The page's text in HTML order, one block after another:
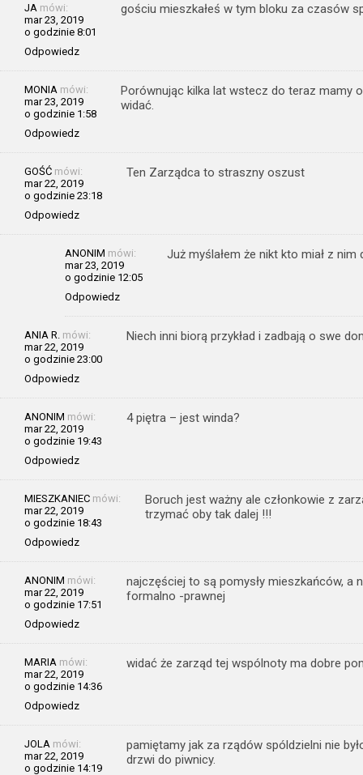
JA mówi:
mar 23, 2019
o godzinie 8:01
Odpowiedz
gościu mieszkałeś w tym bloku za czasów
MONIA mówi:
mar 23, 2019
o godzinie 1:58
Odpowiedz
Porównując kilka lat wstecz do teraz mamy
widać.
GOŚĆ mówi:
mar 22, 2019
o godzinie 23:18
Odpowiedz
Ten Zarządca to straszny oszust
ANONIM mówi:
mar 23, 2019
o godzinie 12:05
Odpowiedz
Już myślałem że nikt kto miał z
ANIA R. mówi:
mar 22, 2019
o godzinie 23:00
Odpowiedz
Niech inni biorą przykład i zadbają o swe
ANONIM mówi:
mar 22, 2019
o godzinie 19:43
Odpowiedz
4 piętra – jest winda?
MIESZKANIEC mówi:
mar 22, 2019
o godzinie 18:43
Odpowiedz
Boruch jest ważny ale członkowie z
trzymać oby tak dalej !!!
ANONIM mówi:
mar 22, 2019
o godzinie 17:51
Odpowiedz
najczęściej to są pomysły mieszkańców, a
formalno -prawnej
MARIA mówi:
mar 22, 2019
o godzinie 14:36
Odpowiedz
widać że zarząd tej wspólnoty ma dobre
JOLA mówi:
mar 22, 2019
o godzinie 14:19
pamiętamy jak za rządów spóldzielni nie
drzwi do piwnicy.